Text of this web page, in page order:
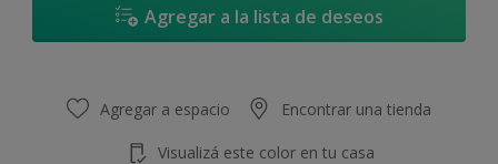
Agregar a la lista de deseos
Agregar a espacio Encontrar una tienda
Visualizá este color en tu casa